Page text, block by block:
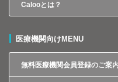
Calooとは？
医療機関向けMENU
無料医療機関会員登録のご案